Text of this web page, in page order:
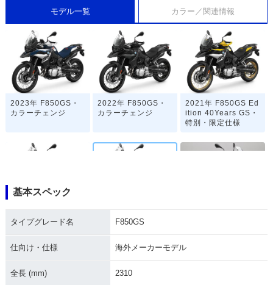
モデル一覧 カラー／関連情報
2023年 F850GS・
カラーチェンジ
2022年 F850GS・
カラーチェンジ
2021年 F850GS Ed
ition 40Years GS・
特別・限定仕様
マイナーチェンジ
基本スペック
タイプグレード名 F850GS
仕向け・仕様 海外メーカーモデル
全長 (mm) 2310